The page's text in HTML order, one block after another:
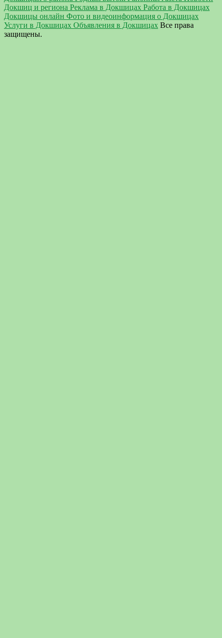
Докшиц и региона Реклама в Докшицах Работа в Докшицах
Докшицы онлайн Фото и видеоинформация о Докшицах
Услуги в Докшицах Объявления в Докшицах Все права
защищены.